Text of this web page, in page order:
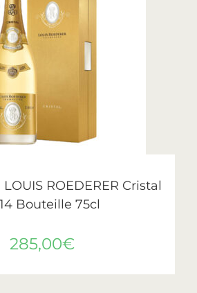
ROEDERER Cristal
Bouteille 75cl
285,00€